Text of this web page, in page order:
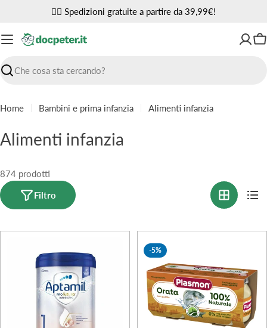
contenuto
✌🏼 Spedizioni gratuite a partire da 39,99€!
Ricerca
Home Bambini e prima infanzia Alimenti infanzia
C
l
l
z
Alimenti infanzia
874 prodotti
Filtro
-5%